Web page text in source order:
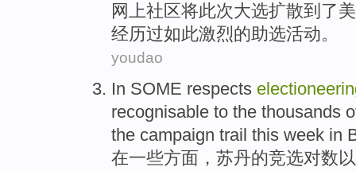
网上社区将此次大选扩散到了
经历过如此激烈的助选活动。
youdao
In SOME respects
recognisable to the thousands
the campaign trail this week in
在一些方面 ， 苏丹的竞选对数